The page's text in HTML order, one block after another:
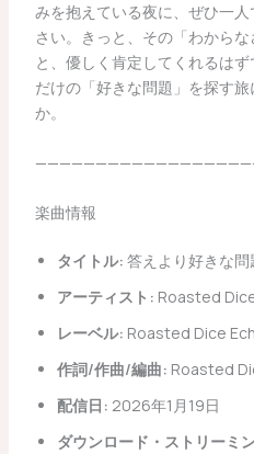
みを抱えている夜に、ぜひ一
さい。きっと、その「わから
と、優しく肯定してくれるは
だけの「好きな問題」を探す
か。
楽曲情報
タイトル: 答えより好きな問
アーティスト: Roasted
レーベル: Roasted Dice
作詞/作曲/編曲: Roasted
配信日: 2026年1月19日
ダウンロード・ストリーミ